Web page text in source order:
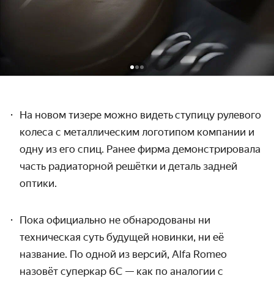
На новом тизере можно видетьступицу рулевого
колеса с металлическим логотипом компании и
одну из его спиц. Ранее фирма демонстрировала
часть радиаторной решётки и деталь задней
оптики.
Пока официально не обнародованы ни
техническая суть будущей новинки, ни её
название. По одной из версий, Alfa Romeo
назовёт суперкар 6C — как по аналогии с